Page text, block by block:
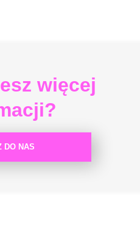
więcej
DO NAS